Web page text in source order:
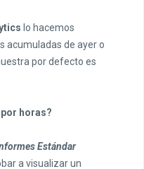
lo hacemos
acumuladas de ayer o
por defecto es
horas?
Estándar
a visualizar un